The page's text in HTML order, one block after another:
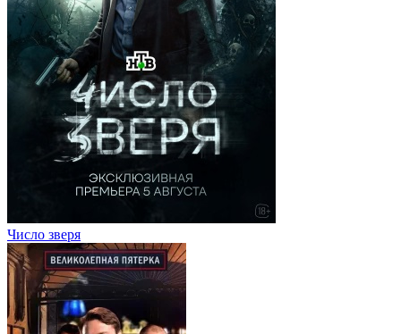
Число зверя